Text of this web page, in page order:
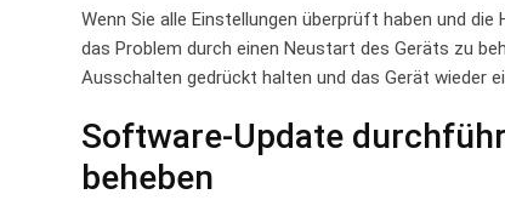
Wenn ⁢Sie alle Einstellungen überprüft haben‍ und
das Problem durch einen ⁤Neustart des Geräts zu
Ausschalten gedrückt halten und​ das⁣ Gerät wieder
Software-Update
beheben